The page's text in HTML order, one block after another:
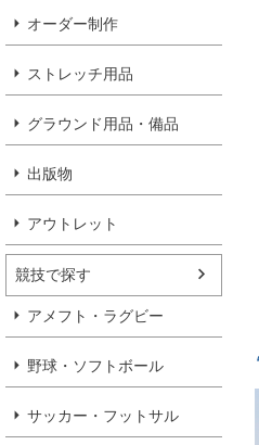
オーダー制作
ストレッチ用品
グラウンド用品・備品
出版物
アウトレット
競技で探す
アメフト・ラグビー
野球・ソフトボール
サッカー・フットサル